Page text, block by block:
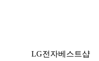
LG전자베스트샵